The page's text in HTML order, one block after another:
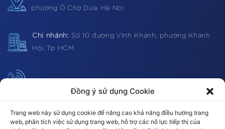
Đồng ý sử dụng Cookie
Trang web này sử dụng cookie để nâng cao khả năng điều hướng trang
web, phân tích việc sử dụng trang web, hỗ trợ các nỗ lực tiếp thị của
phường Ô Chợ Dừa, Hà Nội
Chi nhánh: Số 10 đường Vĩnh Khánh, phường Khánh
Hội, Tp HCM
Email:omt@omt.vn